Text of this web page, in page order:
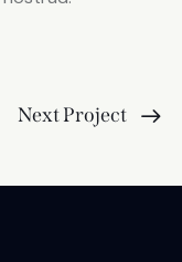
Next Project